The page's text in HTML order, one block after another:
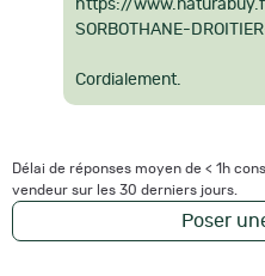
https://
SORBOTHANE-
Cordialement.
Délai de réponses moyen de < 1h
vendeur sur les 30 derniers jours.
Poser